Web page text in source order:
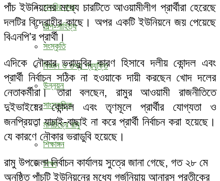
চাকরির খবর
শিল্প-সাহিত্য
সংস্কৃতি
বিজ্ঞান ও তথ্য প্রযুক্তি
উন্নয়ন
সাংস্কৃতিক
মানচিত্রে রামু
শিক্ষাঙ্গন
শিক্ষা
পাঁচ ইউনিয়নের মধ্যে চারটিতে আওয়ামীলীগ প্রার্থীরা হেরেছে
দলটির বিদ্রোহীর কাছে। অপর একটি ইউনিয়নে জয় পেয়েছে
বিএনপি’র প্রার্থী।
এদিকে নৌকার ভরাডুবির কারণ হিসাবে দলীয় কোন্দল এবং
প্রার্থী নির্বাচন সঠিক না হওয়াকে দায়ী করছেন খোদ দলের
নেতাকর্মীরা। তারা বলছেন, রামুর আওয়ামী রাজনীতিতে
দুইভাইয়ের কোন্দল এবং তৃণমূলে প্রার্থীর যোগ্যতা ও
জনপ্রিয়তা যাচাই-বাছাই না করে প্রার্থী নির্বাচন করা হয়েছে।
যে কারণে নৌকার ভরাডুবি হয়েছে।
রামু উপজেলা নির্বাচন কার্যালয় সুত্রে জানা গেছে, গত ২৮ মে
অনুষ্ঠিত পাঁচটি ইউনিয়নের মধ্যে গর্জনিয়ায় আনারস প্রতীকের